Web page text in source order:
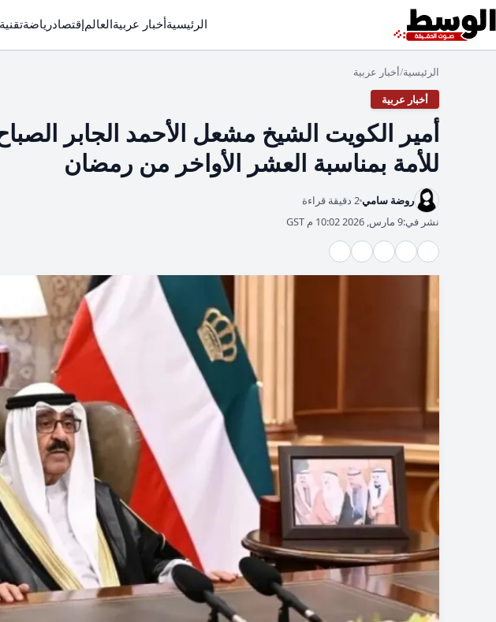
الرئيسيةأخبار عربيةالعالمإقتصادرياضةتقنية
الرئيسية/أخبار عربية
أخبار عربية
أمير الكويت الشيخ مشعل الأحمد الجابر
للأمة بمناسبة العشر الأواخر من رمضان
روضة سامي2 دقيقة قراءة
نشر في:9 مارس, 2026 10:02 م GST